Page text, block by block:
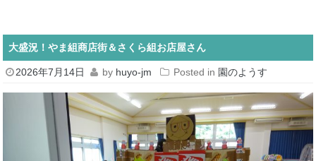
大盛況！やま組商店街＆さくら組お店屋さん
2026年7月14日 by huyo-jm Posted in 園のようす